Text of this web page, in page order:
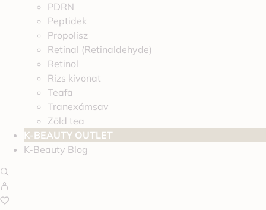
PDRN
Peptidek
Propolisz
Retinal (Retinaldehyde)
Retinol
Rizs kivonat
Teafa
Tranexámsav
Zöld tea
K-BEAUTY OUTLET
K-Beauty Blog